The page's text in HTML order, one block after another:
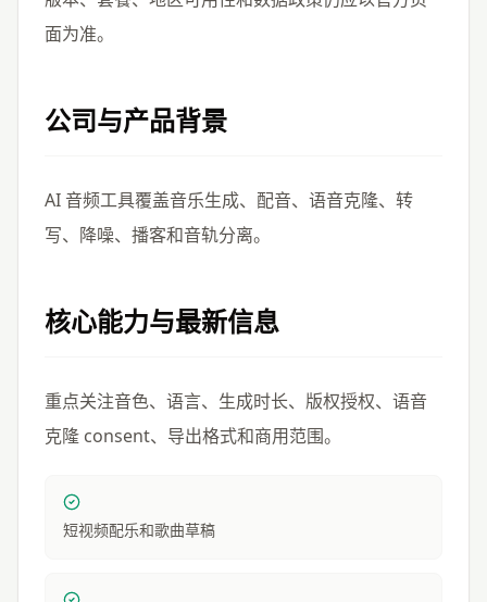
面为准。
公司与产品背景
AI 音频工具覆盖音乐生成、配音、语音克隆、转
写、降噪、播客和音轨分离。
核心能力与最新信息
重点关注音色、语言、生成时长、版权授权、语音
克隆 consent、导出格式和商用范围。
短视频配乐和歌曲草稿